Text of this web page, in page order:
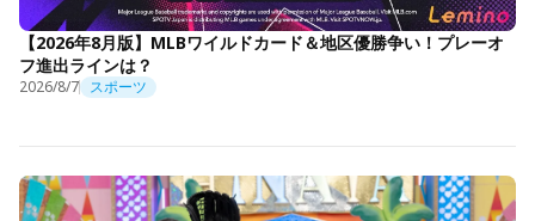
【2026年8月版】MLBワイルドカード＆地区優勝争い！プレーオ
フ進出ラインは？
2026/8/7 スポーツ